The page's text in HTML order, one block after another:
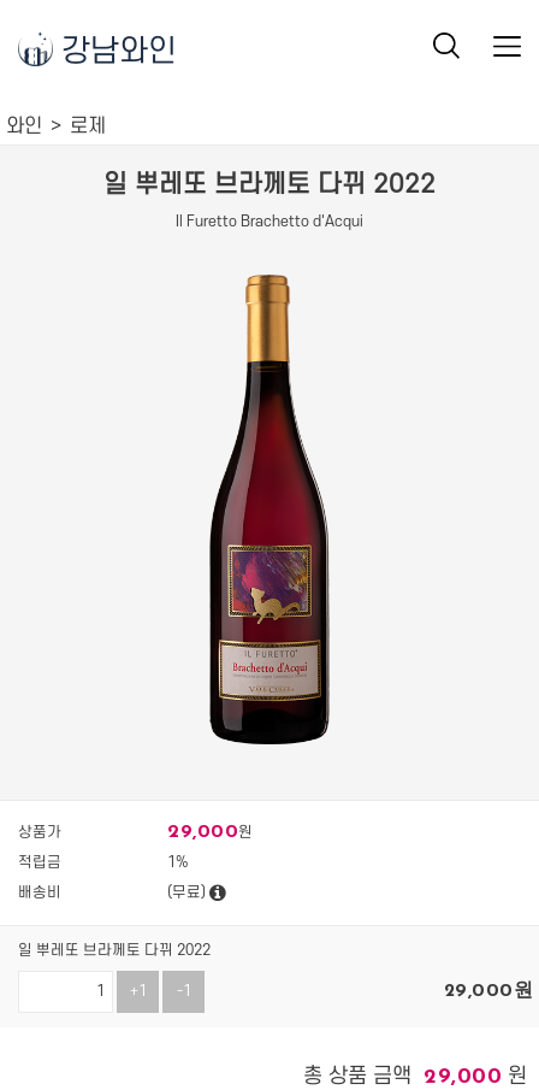
강남와인
와인 로제
일 뿌레또 브라께토 다뀌 2022
Il Furetto Brachetto d'Acqui
상품가 29,000원
적립금
1%
배송비
(무료)
일 뿌레또 브라께토 다뀌 2022
+1 -1 29,000원
총 상품 금액 29,000 원